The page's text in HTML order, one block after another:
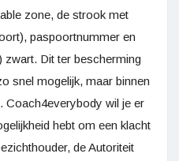
zone, de strook met
paspoortnummer en
Dit ter bescherming
snel mogelijk, maar binnen
Coach4everybody wil je er
hebt om een klacht
de Autoriteit